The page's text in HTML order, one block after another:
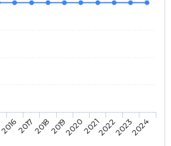
20172018201920202021202220232024